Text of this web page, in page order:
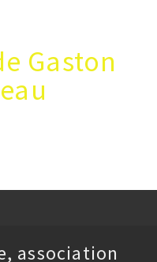
Gaston
association